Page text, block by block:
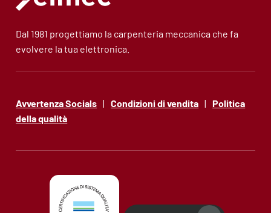
Dal 1981 progettiamo la carpenteria meccanica che fa
evolvere la tua elettronica.
Avvertenza Socials | Condizioni di vendita | Politica
della qualità